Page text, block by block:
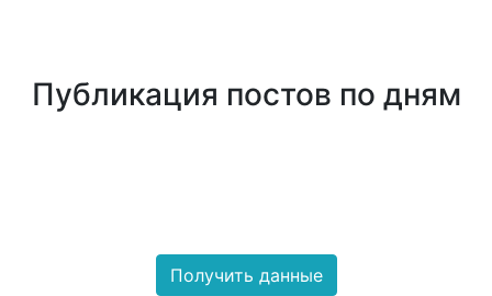
Получить данные
Публикация постов по дням